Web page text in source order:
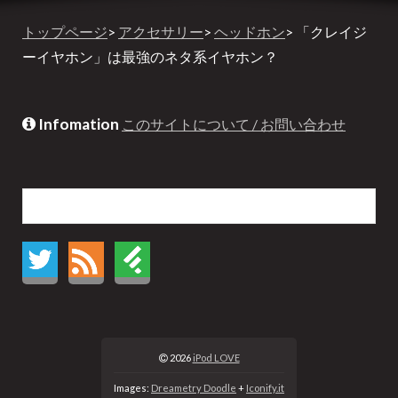
トップページ> アクセサリー> ヘッドホン> 「クレイジ
ーイヤホン」は最強のネタ系イヤホン？
Infomation このサイトについて / お問い合わせ
2026iPod LOVE
Images: Dreametry Doodle + Iconify.it